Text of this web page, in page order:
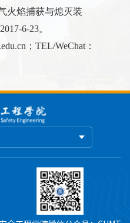
火焰捕获与熄灭装
2017-6-23。
； TEL/WeChat ：